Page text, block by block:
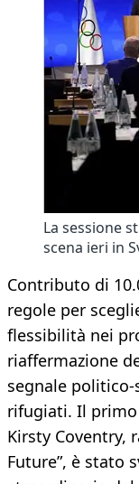
La sessione
scena ieri in
Contributo di
regole per
flessibilità nei
riaffermazione
segnale
rifugiati. Il
Kirsty Coventry,
Future”, è stato